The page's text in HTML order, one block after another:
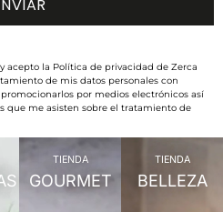
acepto la Política de privacidad de Zerca
de mis datos personales con
por medios electrónicos así
que me asisten sobre el tratamiento de
TIENDA
GOURMET
TIENDA
BELLEZA